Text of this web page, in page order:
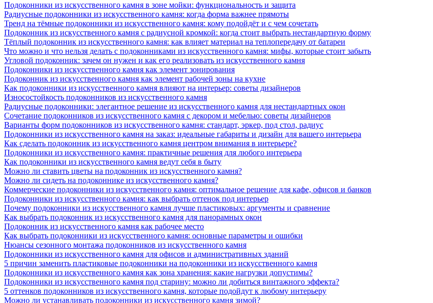
Подоконники из искусственного камня в зоне мойки: функциональность и защита
Радиусные подоконники из искусственного камня: когда форма важнее прямоты
Тренд на тёмные подоконники из искусственного камня: кому подойдёт и с чем сочетать
Подоконник из искусственного камня с радиусной кромкой: когда стоит выбрать нестандартную форму
Тёплый подоконник из искусственного камня: как влияет материал на теплопередачу от батареи
Что можно и что нельзя делать с подоконниками из искусственного камня: мифы, которые стоит забыть
Угловой подоконник: зачем он нужен и как его реализовать из искусственного камня
Подоконники из искусственного камня как элемент зонирования
Подоконник из искусственного камня как элемент рабочей зоны на кухне
Как подоконники из искусственного камня влияют на интерьер: советы дизайнеров
Износостойкость подоконников из искусственного камня
Радиусные подоконники: элегантное решение из искусственного камня для нестандартных окон
Сочетание подоконников из искусственного камня с декором и мебелью: советы дизайнеров
Варианты форм подоконников из искусственного камня: стандарт, эркер, под стол, радиус
Подоконники из искусственного камня на заказ: идеальные габариты и дизайн для вашего интерьера
Как сделать подоконник из искусственного камня центром внимания в интерьере?
Подоконники из искусственного камня: практичные решения для любого интерьера
Как подоконники из искусственного камня ведут себя в быту
Можно ли ставить цветы на подоконник из искусственного камня?
Можно ли сидеть на подоконнике из искусственного камня?
Коммерческие подоконники из искусственного камня: оптимальное решение для кафе, офисов и банков
Подоконники из искусственного камня: как выбрать оттенок под интерьер
Почему подоконники из искусственного камня лучше пластиковых: аргументы и сравнение
Как выбрать подоконник из искусственного камня для панорамных окон
Подоконник из искусственного камня как рабочее место
Как выбрать подоконники из искусственного камня: основные параметры и ошибки
Нюансы сезонного монтажа подоконников из искусственного камня
Подоконники из искусственного камня для офисов и административных зданий
5 причин заменить пластиковые подоконники на подоконники из искусственного камня
Подоконники из искусственного камня как зона хранения: какие нагрузки допустимы?
Подоконники из искусственного камня под старину: можно ли добиться винтажного эффекта?
5 оттенков подоконников из искусственного камня, которые подойдут к любому интерьеру
Можно ли устанавливать подоконники из искусственного камня зимой?